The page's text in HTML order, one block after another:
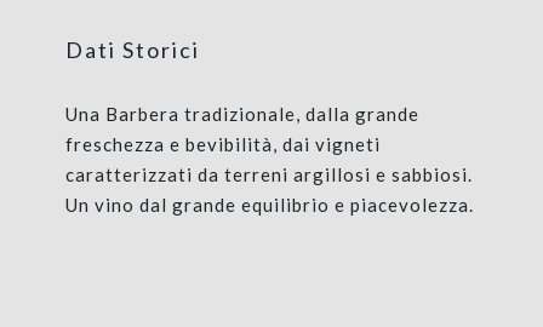
Dati Storici
Una Barbera tradizionale, dalla grande
freschezza e bevibilità, dai vigneti
caratterizzati da terreni argillosi e sabbiosi.
Un vino dal grande equilibrio e piacevolezza.